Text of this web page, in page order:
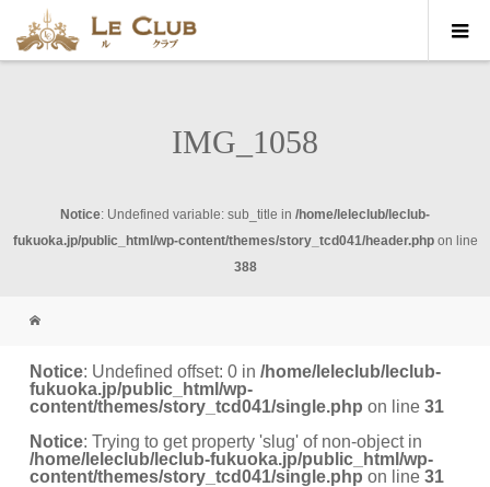
IMG_1058
Notice: Undefined variable: sub_title in /home/leleclub/leclub-
fukuoka.jp/public_html/wp-content/themes/story_tcd041/header.phpon line
388
Notice: Undefined offset: 0 in/home/leleclub/leclub-
fukuoka.jp/public_html/wp-
content/themes/story_tcd041/single.php on line31
Notice: Trying to get property 'slug' of non-object in
/home/leleclub/leclub-fukuoka.jp/public_html/wp-
content/themes/story_tcd041/single.php on line31